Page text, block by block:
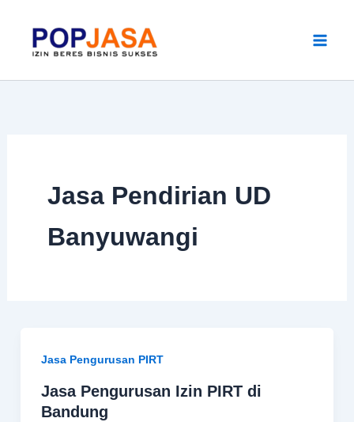
content
Jasa Pendirian UD
Banyuwangi
Jasa Pengurusan PIRT
Jasa Pengurusan Izin PIRT di
Bandung